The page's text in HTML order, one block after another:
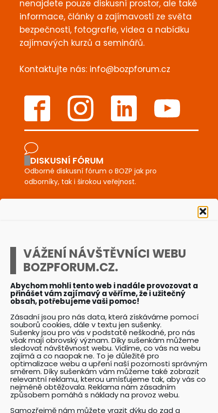
VÁŽENÍ NÁVŠTĚVNÍCI WEBU
BOZPFORUM.CZ.
Abychom mohli tento web i nadále provozovat a
přinášet vám zajímavý a věříme, že i užitečný
obsah, potřebujeme vaši pomoc!
Zásadní jsou pro nás data, která získáváme pomocí
souborů cookies, dále v textu jen sušenky.
Sušenky jsou pro vás v podstatě neškodné, pro nás
však mají obrovský význam. Díky sušenkám můžeme
sledovat návštěvnost webu. Vidíme, co vás na webu
zajímá a co naopak ne. To je důležité pro
optimalizace webu a upření naší pozornosti správným
směrem. Díky sušenkám vám můžeme také zobrazit
relevantní reklamu, kterou umísťujeme tak, aby vás co
nejméně obtěžovala. Reklama nám zásadním
způsobem pomáhá s náklady na provoz webu.
Samozřejmě nám můžete vrazit dýku do zad a
nenajdete pouze diskusní prostor, ale také
informace, články a zajímavosti ze světa
bezpečnosti, fotografie, videa a nabídku
zajímavých kurzů a seminářů.
Kontaktujte nás: info@bozpforum.cz
DISKUSNÍ FÓRUM
Odborné diskusní fórum o BOZP jak pro
odborníky, tak i širokou veřejnost.
BOZPKESTAZENI.CZ
Desítky profesionálně připravených vzorových
dokumentů a posterů BOZP a PO.
AKCE BOZPFORUM.CZ
Přehled pořádaných akcí se zaměřením na
problematiku BOZP.
KATALOG ODBORNÍKŮ BOZP
Přehledný katalog odborníků pracujících v
oboru BOZP a souvisejících oborech.